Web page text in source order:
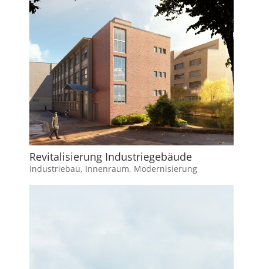
Revitalisierung Industriegebäude
Industriebau, Innenraum, Modernisierung